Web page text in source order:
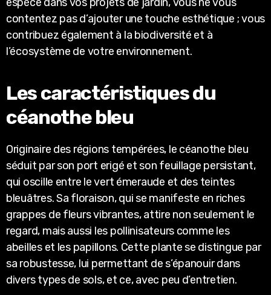
contentez pas d’ajouter une touche esthétique ; vous
contribuez également à la biodiversité et à
l’écosystème de votre environnement.
Les caractéristiques du
céanothe bleu
Originaire des régions tempérées, le céanothe bleu
séduit par son port erigé et son feuillage persistant,
qui oscille entre le vert émeraude et des teintes
bleuâtres. Sa floraison, qui se manifeste en riches
grappes de fleurs vibrantes, attire non seulement le
regard, mais aussi les pollinisateurs comme les
abeilles et les papillons. Cette plante se distingue par
sa robustesse, lui permettant de s’épanouir dans
divers types de sols, et ce, avec peu d’entretien.